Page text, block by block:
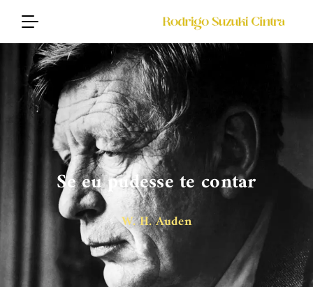
Se eu pudesse te contar
W. H. Auden